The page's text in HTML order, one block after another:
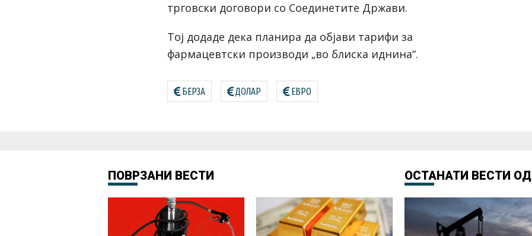
трговски договори со Соединетите Држави.
Тој додаде дека планира да објави тарифи за
фармацевтски производи „во блиска иднина“.
БЕРЗА ДОЛАР ЕВРО
ПОВРЗАНИ ВЕСТИ ОСТАНАТИ ВЕСТИ ОД